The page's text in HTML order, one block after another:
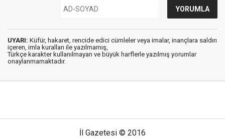
UYARI: Küfür, hakaret, rencide edici cümleler veya imalar, inançlara saldırı
içeren, imla kuralları ile yazılmamış,
Türkçe karakter kullanılmayan ve büyük harflerle yazılmış yorumlar
onaylanmamaktadır.
İl Gazetesi © 2016